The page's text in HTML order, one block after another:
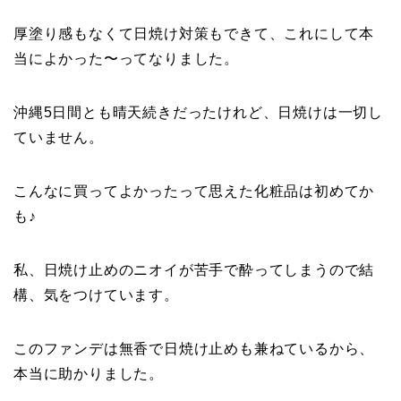
厚塗り感もなくて日焼け対策もできて、これにして本
当によかった〜ってなりました。
沖縄5日間とも晴天続きだったけれど、日焼けは一切し
ていません。
こんなに買ってよかったって思えた化粧品は初めてか
も♪
私、日焼け止めのニオイが苦手で酔ってしまうので結
構、気をつけています。
このファンデは無香で日焼け止めも兼ねているから、
本当に助かりました。